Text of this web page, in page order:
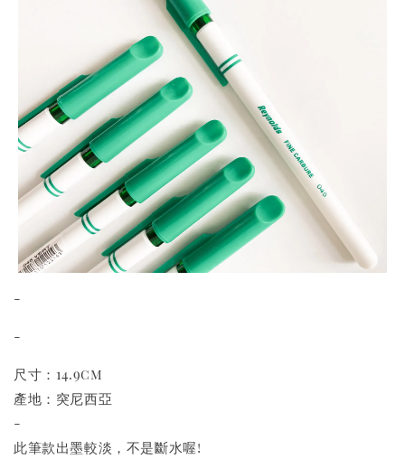
-
-
尺寸：14.9cm
產地：突尼西亞
-
此筆款出墨較淡，不是斷水喔!